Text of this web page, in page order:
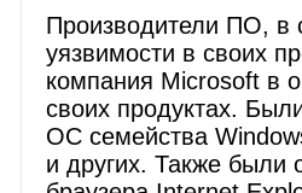
Производители ПО, в
уязвимости в своих
компания Microsoft в
своих продуктах.
ОС семейства
и других. Также